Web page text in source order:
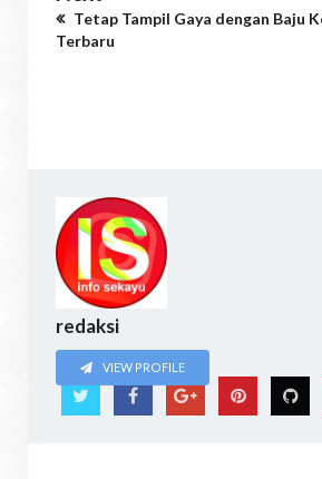
Tetap Tampil Gaya dengan Baju
Terbaru
redaksi
VIEW PROFILE